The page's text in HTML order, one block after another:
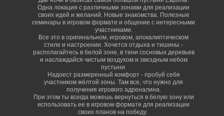
Одна локация с различными зонами для реализации
своих идей и желаний. Новые знакомства. Полезные
семинары в игровом формате и общение с интересными
участниками.
Все это в оригинальном, игровом, апокалиптическом
стиле и настроении. Хочется отдыха и тишины -
располагайтесь в белой зоне, в тени сосновых деревьев
и наслаждайся чистым воздухом и звездным небом
пустыни.
Надоест размеренный комфорт - пробуй себя
участником жёлтой зоны. Там все, что нужно для
получения игрового адреналина.
При этом ты всегда можешь вернуться в белую зону или
использовать ее в игровом формате для реализации
своих планов на победу.